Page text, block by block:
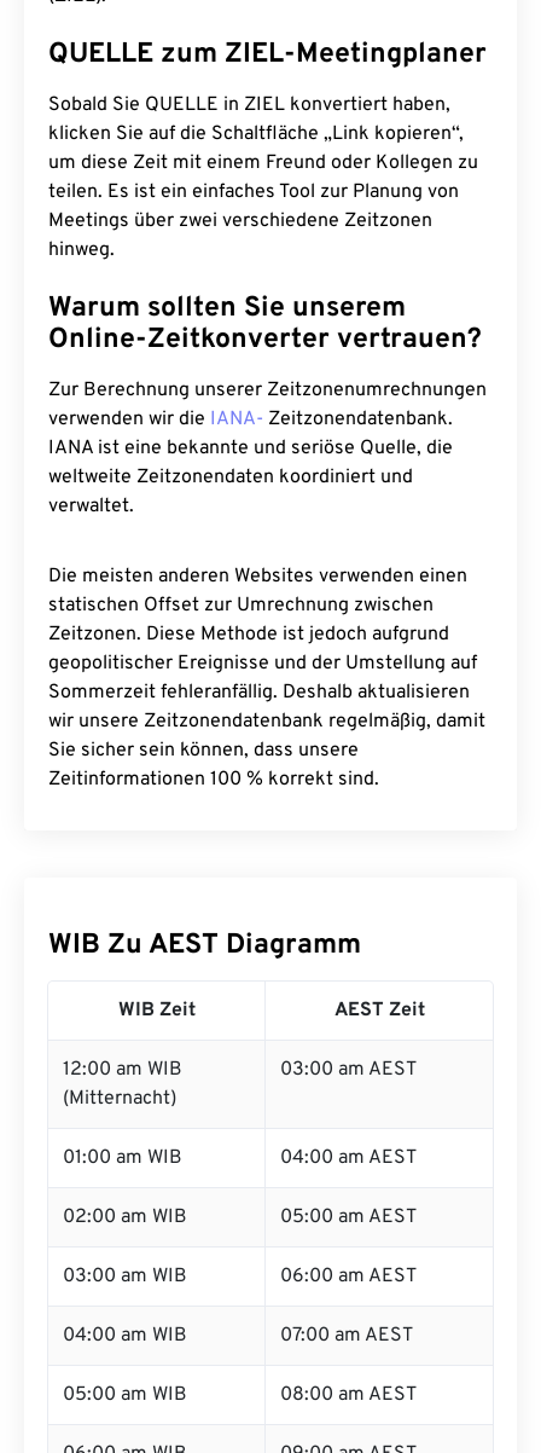
QUELLE zum ZIEL-Meetingplaner
Sobald Sie QUELLE in ZIEL konvertiert haben,
klicken Sie auf die Schaltfläche „Link kopieren“,
um diese Zeit mit einem Freund oder Kollegen zu
teilen. Es ist ein einfaches Tool zur Planung von
Meetings über zwei verschiedene Zeitzonen
hinweg.
Warum sollten Sie unserem
Online-Zeitkonverter vertrauen?
Zur Berechnung unserer Zeitzonenumrechnungen
verwenden wir die IANA- Zeitzonendatenbank.
IANA ist eine bekannte und seriöse Quelle, die
weltweite Zeitzonendaten koordiniert und
verwaltet.
Die meisten anderen Websites verwenden einen
statischen Offset zur Umrechnung zwischen
Zeitzonen. Diese Methode ist jedoch aufgrund
geopolitischer Ereignisse und der Umstellung auf
Sommerzeit fehleranfällig. Deshalb aktualisieren
wir unsere Zeitzonendatenbank regelmäßig, damit
Sie sicher sein können, dass unsere
Zeitinformationen 100 % korrekt sind.
WIB Zu AEST Diagramm
WIB Zeit AEST Zeit
12:00 am WIB
(Mitternacht)
03:00 am AEST
01:00 am WIB 04:00 am AEST
02:00 am WIB 05:00 am AEST
03:00 am WIB 06:00 am AEST
04:00 am WIB 07:00 am AEST
05:00 am WIB 08:00 am AEST